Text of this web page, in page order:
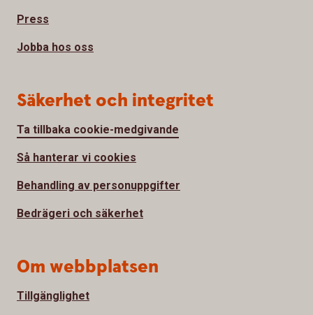
Press
Jobba hos oss
Säkerhet och integritet
Ta tillbaka cookie-medgivande
Så hanterar vi cookies
Behandling av personuppgifter
Bedrägeri och säkerhet
Om webbplatsen
Tillgänglighet